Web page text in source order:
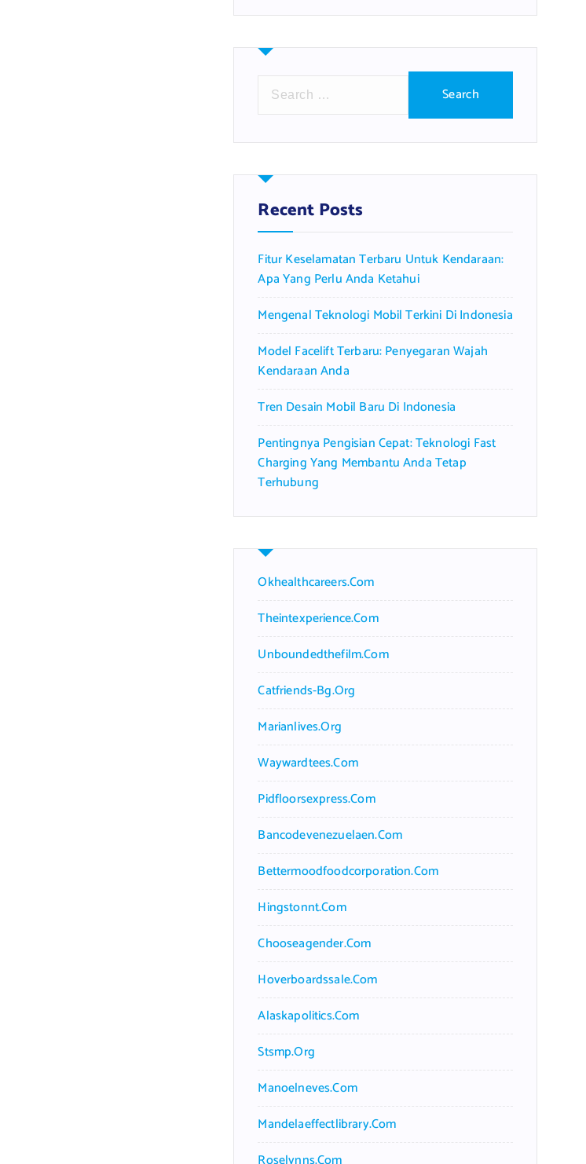
r
h
f
o
:
Recent Posts
Fitur Keselamatan Terbaru Untuk Kendaraan:
Apa Yang Perlu Anda Ketahui
Mengenal Teknologi Mobil Terkini Di Indonesia
Model Facelift Terbaru: Penyegaran Wajah
Kendaraan Anda
Tren Desain Mobil Baru Di Indonesia
Pentingnya Pengisian Cepat: Teknologi Fast
Charging Yang Membantu Anda Tetap
Terhubung
Okhealthcareers.com
Theintexperience.com
Unboundedthefilm.com
Catfriends-Bg.org
Marianlives.org
Waywardtees.com
Pidfloorsexpress.com
Bancodevenezuelaen.com
Bettermoodfoodcorporation.com
Hingstonnt.com
Chooseagender.com
Hoverboardssale.com
Alaskapolitics.com
Stsmp.org
Manoelneves.com
Mandelaeffectlibrary.com